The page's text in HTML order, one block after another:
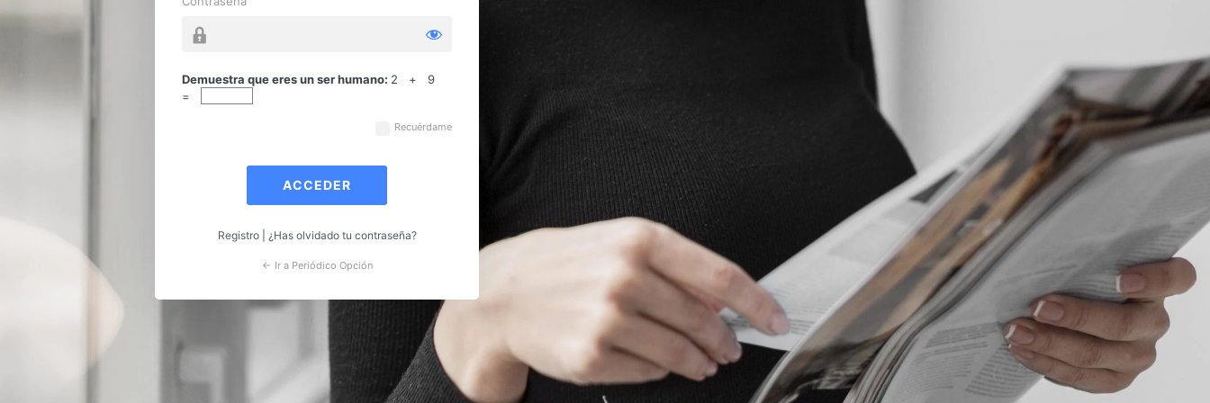
Acceder
Demuestra que eres un ser humano: 2 + 9
=
Recuérdame
Registro| ¿Has olvidado tu contraseña?
← Ir a Periódico Opción